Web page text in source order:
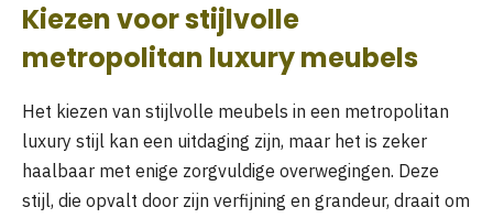
Kiezen voor stijlvolle
metropolitan luxury meubels
Het kiezen van stijlvolle meubels in een metropolitan
luxury stijl kan een uitdaging zijn, maar het is zeker
haalbaar met enige zorgvuldige overwegingen. Deze
stijl, die opvalt door zijn verfijning en grandeur, draait om